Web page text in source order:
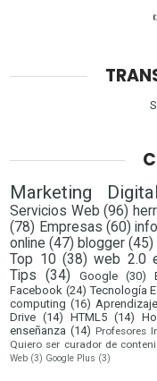
Marketing Digital
Servicios Web (96)
(78) Empresas (60)
online (47) blogger (45)
Top 10 (38) web 2.0
Tips
(34) Google (30)
Facebook (24) Tecnología
computing (16)
Drive (14) HTML5 (14)
enseñanza (14) Profesores
Quiero ser curador de
Web (3) Google Plus (3)